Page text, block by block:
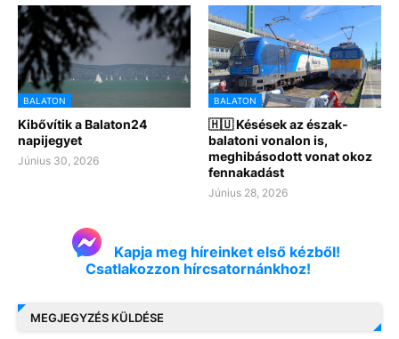
BALATON
Kibővítik a Balaton24
napijegyet
Június 30, 2026
BALATON
🇭🇺 Késések az észak-
balatoni vonalon is,
meghibásodott vonat okoz
fennakadást
Június 28, 2026
Kapja meg híreinket első kézből!
Csatlakozzon hírcsatornánkhoz!
MEGJEGYZÉS KÜLDÉSE